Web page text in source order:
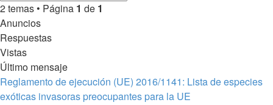
2 temas • Página 1 de 1
Anuncios
Respuestas
Vistas
Último mensaje
Reglamento de ejecución (UE) 2016/1141: Lista de especies
exóticas invasoras preocupantes para la UE